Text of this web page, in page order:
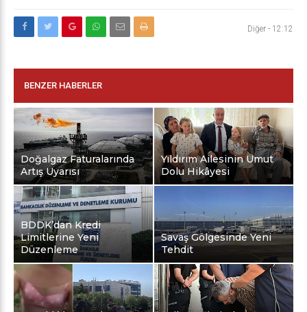
Diğer - 12:12
BENZER HABERLER
Doğalgaz Faturalarında
Artış Uyarısı
Yıldırım Ailesinin Umut
Dolu Hikâyesi
BDDK’dan Kredi
Limitlerine Yeni
Düzenleme
Savaş Gölgesinde Yeni
Tehdit